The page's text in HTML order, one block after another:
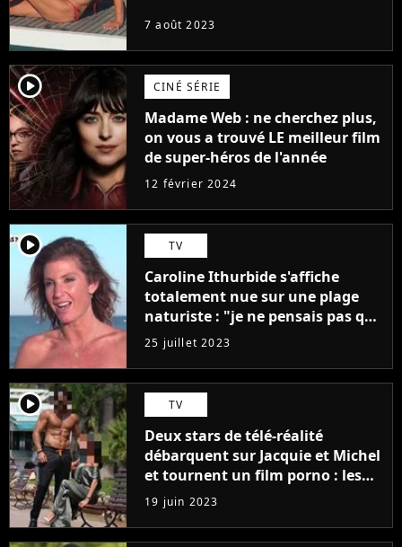
7 août 2023
player2 CINÉ SÉRIE
Madame Web : ne cherchez plus,
on vous a trouvé LE meilleur film
de super-héros de l'année
12 février 2024
player2 TV
Caroline Ithurbide s'affiche
totalement nue sur une plage
naturiste : "je ne pensais pas que
j'arriverais à le faire..."
25 juillet 2023
player2 TV
Deux stars de télé-réalité
débarquent sur Jacquie et Michel
et tournent un film porno : les
premières images du tournage
(exclu)
19 juin 2023